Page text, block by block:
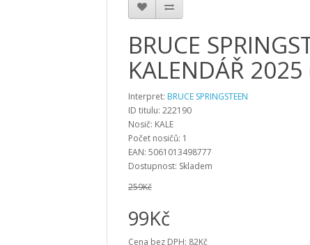
BRUCE
KALENDÁŘ 2025
Interpret: BRUCE SPRINGSTEEN
ID titulu: 222190
Nosič: KALE
Počet nosičů: 1
EAN: 5061013498777
Dostupnost: Skladem
259Kč
99Kč
Cena bez DPH: 82Kč